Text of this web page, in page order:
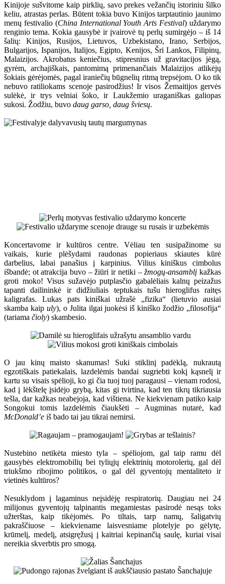
Kinijoje sušvitome kaip pirklių, savo prekes vežančių istoriniu šilko
keliu, atrastas perlas. Būtent tokia buvo Kinijos tarptautinio jaunimo
menų festivalio (China International Youth Arts Festival) uždarymo
renginio tema. Kokia gausybė ir įvairovė tų perlų sumirgėjo – iš 14
šalių: Kinijos, Rusijos, Lietuvos, Uzbekistano, Irano, Serbijos,
Bulgarijos, Ispanijos, Italijos, Egipto, Kenijos, Šri Lankos, Filipinų,
Malaizijos. Akrobatus keniečius, stipresnius už gravitacijos jėgą,
gyrėm, archajiškais, pantomimą primenančiais Malaizijos atlikėjų
šokiais gėrėjomės, pagal iraniečių būgnelių ritmą trepsėjom. O ko tik
nebuvo ratiliokams scenoje pasirodžius! Ir visos Žemaitijos gervės
sulėkė, ir trys velniai šoko, ir Laukžemio uraganiškas galiopas
sukosi. Žodžiu, buvo daug garso, daug šviesų.
Koncertavome ir kultūros centre. Vėliau ten susipažinome su
vaikais, kurie plėšydami raudonas popieriaus skiautes kūrė
darbelius, labai panašius į karpinius. Vilius kiniškus cimbolus
išbandė; ot atrakcija buvo – žiūri ir netiki –žmogų-ansamblįkažkas
groti moko! Visus sužavėjo putplasčio gabalėliais kalnų peizažus
tapanti dailininkė ir didžiuliais teptukais tušu hieroglifus raitęs
kaligrafas. Lukas pats kiniškai užrašė „fizika“ (lietuvio ausiai
skamba kaip uly), o Julita ilgai juokėsi iš kiniško žodžio „filosofija“
(tariama čioly) skambesio.
O jau kinų maisto skanumas! Suki stiklinį padėklą, nukrautą
egzotiškais patiekalais, lazdelėmis bandai sugriebti kokį kąsnelį ir
kartu su visais spėlioji, ko gi čia tuoj tuoj paragausi – vienam rodosi,
kad į lėkštelę įsidėjo grybą, kitas gi tvirtina, kad ten tikrų tikriausia
tešla, dar kažkas neabejoja, kad vištiena. Ne kiekvienam patiko kaip
Songokui tomis lazdelėmis čiaukšėti – Augminas nutarė, kad
McDonald’e iš bado tai jau tikrai nemirsi.
Nustebino netikėta miesto tyla – spėliojom, gal taip ramu dėl
gausybės elektromobilių bei tyliųjų elektrinių motorolerių, gal dėl
triukšmo ribojimo politikos, o gal dėl gyventojų mentaliteto ir
vietinės kultūros?
Nesuklydom į lagaminus neįsidėję respiratorių. Daugiau nei 24
milijonus gyventojų talpinantis megamiestas pasirodė nesąs toks
užterštas, kaip tikėjomės. Po tiltais, tarp namų, šaligatvių
pakraščiuose – kiekviename laisvesniame plotelyje po gėlytę,
krūmelį, medelį, atsigręžusį į kaitriai kepinančią saulę, kuriai visai
nereikia skverbtis pro smogą.